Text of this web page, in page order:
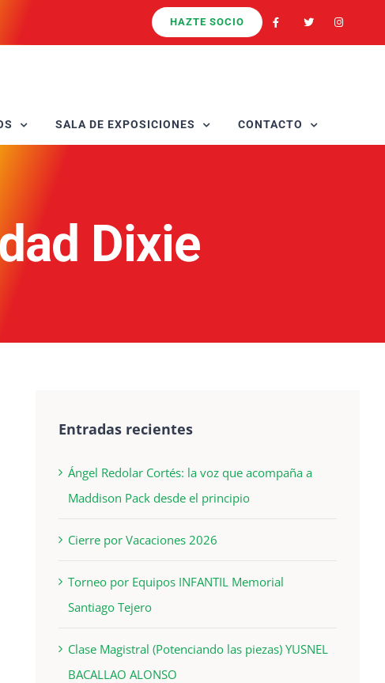
HAZTE SOCIO
SALA DE EXPOSICIONES CONTACTO
Dixie
Entradas recientes
Ángel Redolar Cortés: la voz que acompaña a
Maddison Pack desde el principio
Cierre por Vacaciones 2026
Torneo por Equipos INFANTIL Memorial
Santiago Tejero
Clase Magistral (Potenciando las piezas) YUSNEL
BACALLAO ALONSO